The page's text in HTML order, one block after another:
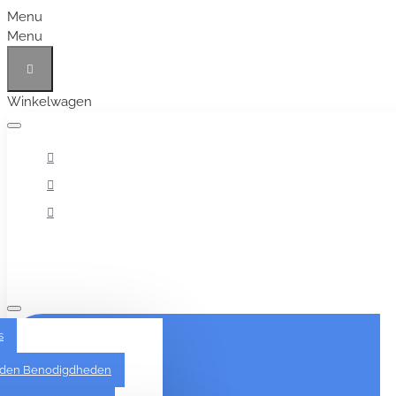
Menu
Menu
Winkelwagen
Alles
Benodigdheden